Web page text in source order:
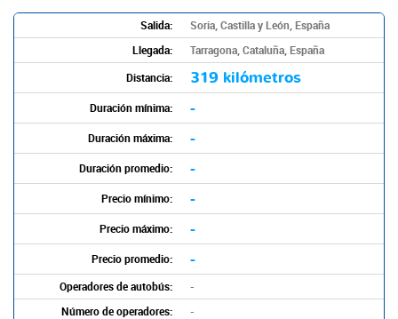
Salida:
Soria, Castilla y León, España
Llegada:
Tarragona, Cataluña, España
Distancia:
319 kilómetros
Duración mínima: -
Duración máxima: -
Duración promedio: -
Precio mínimo: -
Precio máximo: -
Precio promedio: -
Operadores de autobús:
-
Número de operadores:
-